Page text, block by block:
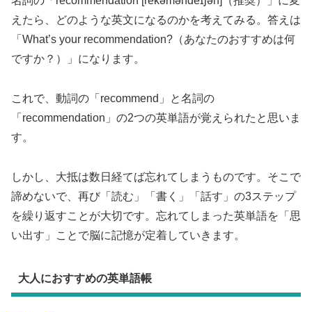
えたら、どのような英文になるのかを考えてみる。答えは
「What’s your recommendation?（あなたのおすすめは何
ですか？）」になります。
これで、動詞の「recommend」と名詞の
「recommendation」の2つの英単語が覚えられたと思いま
す。
しかし、大抵は数日経てば忘れてしまうものです。そこで
諦めないで、再び「読む」「書く」「話す」の3ステップ
を繰り返すことが大切です。忘れてしまった英単語を「思
い出す」ことで脳に記憶が定着していきます。
大人におすすめの英単語帳